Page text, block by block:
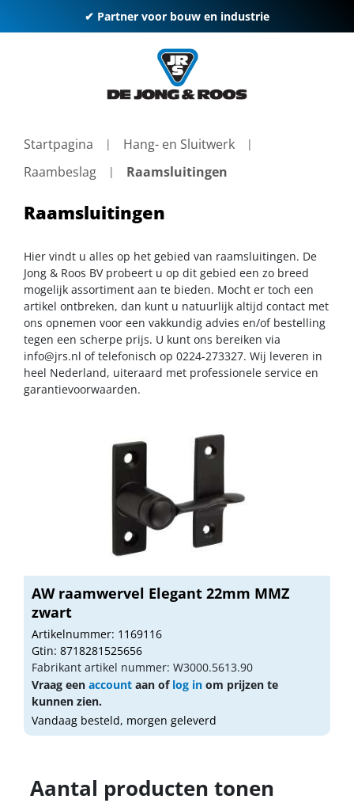
✔ Partner voor bouw en industrie
Startpagina
Hang- en Sluitwerk
Raambeslag
Raamsluitingen
Raamsluitingen
Hier vindt u alles op het gebied van raamsluitingen. De
Jong & Roos BV probeert u op dit gebied een zo breed
mogelijk assortiment aan te bieden. Mocht er toch een
artikel ontbreken, dan kunt u natuurlijk altijd contact met
ons opnemen voor een vakkundig advies en/of bestelling
tegen een scherpe prijs. U kunt ons bereiken via
info@jrs.nl of telefonisch op 0224-273327. Wij leveren in
heel Nederland, uiteraard met professionele service en
garantievoorwaarden.
AW raamwervel Elegant 22mm MMZ
zwart
Artikelnummer: 1169116
Gtin: 8718281525656
Fabrikant artikel nummer: W3000.5613.90
Vraag een account aan of log in om prijzen te
kunnen zien.
Vandaag besteld, morgen geleverd
Aantal producten tonen